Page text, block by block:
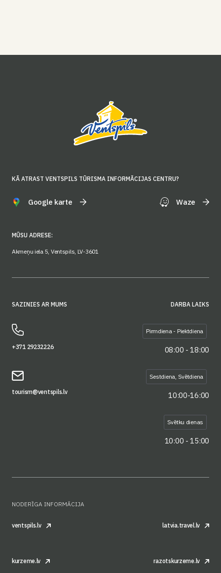
KĀ ATRAST VENTSPILS TŪRISMA INFORMĀCIJAS CENTRU?
Google karte Waze
MŪSU ADRESE:
Akmeņu iela 5, Ventspils, LV-3601
SAZINIES AR MUMS
+371 29232226
tourism@ventspils.lv
DARBA LAIKS
Pirmdiena - Piektdiena
08:00 - 18:00
Sestdiena, Svētdiena
10:00-16:00
Svētku dienas
10:00 - 15:00
NODERĪGA INFORMĀCIJA
ventspils.lv latvia.travel.lv
kurzeme.lv razotskurzeme.lv